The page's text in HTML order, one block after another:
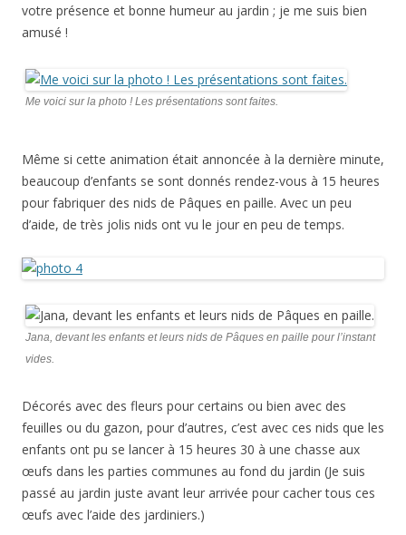
votre présence et bonne humeur au jardin ; je me suis bien
amusé !
Me voici sur la photo ! Les présentations sont faites.
Même si cette animation était annoncée à la dernière minute,
beaucoup d’enfants se sont donnés rendez-vous à 15 heures
pour fabriquer des nids de Pâques en paille. Avec un peu
d’aide, de très jolis nids ont vu le jour en peu de temps.
Jana, devant les enfants et leurs nids de Pâques en paille pour l’instant
vides.
Décorés avec des fleurs pour certains ou bien avec des
feuilles ou du gazon, pour d’autres, c’est avec ces nids que les
enfants ont pu se lancer à 15 heures 30 à une chasse aux
œufs dans les parties communes au fond du jardin (Je suis
passé au jardin juste avant leur arrivée pour cacher tous ces
œufs avec l’aide des jardiniers.)